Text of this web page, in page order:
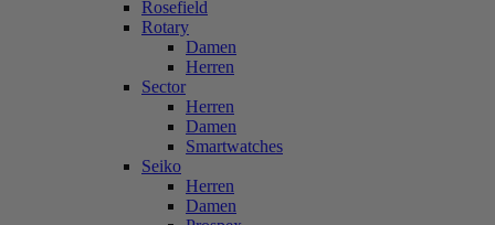
Rosefield
Rotary
Damen
Herren
Sector
Herren
Damen
Smartwatches
Seiko
Herren
Damen